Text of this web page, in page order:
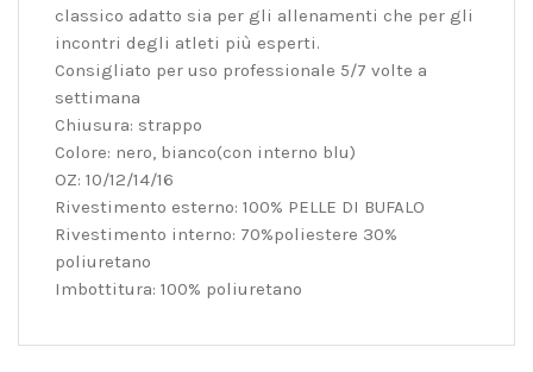
classico adatto sia per gli allenamenti che per gli
incontri degli atleti più esperti.
Consigliato per uso professionale 5/7 volte a
settimana
Chiusura: strappo
Colore: nero, bianco(con interno blu)
OZ: 10/12/14/16
Rivestimento esterno: 100% PELLE DI BUFALO
Rivestimento interno: 70%poliestere 30%
poliuretano
Imbottitura: 100% poliuretano